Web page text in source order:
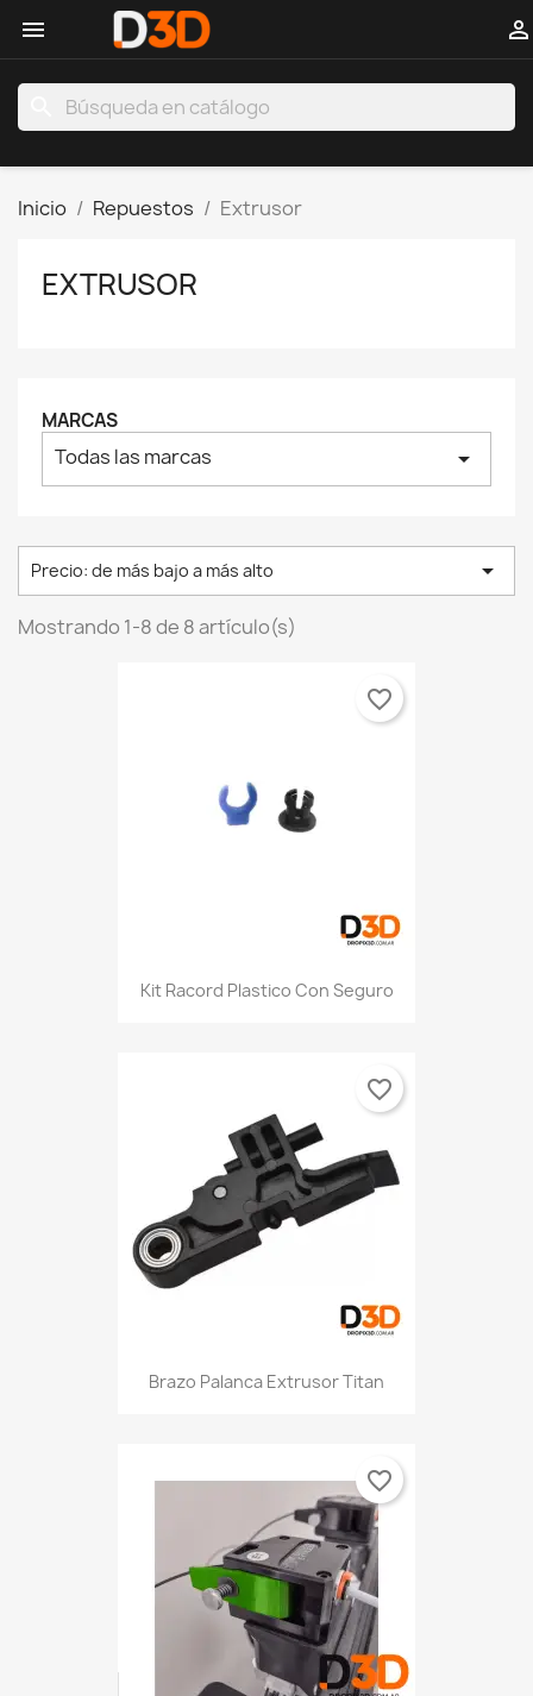
 
Inicio Repuestos Extrusor
EXTRUSOR
MARCAS
Todas las marcas arrow_drop_down
Precio: de más bajo a más alto 
Mostrando 1-8 de 8 artículo(s)
Kit Racord Plastico Con Seguro
favorite_border
Brazo Palanca Extrusor Titan
favorite_border
favorite_border